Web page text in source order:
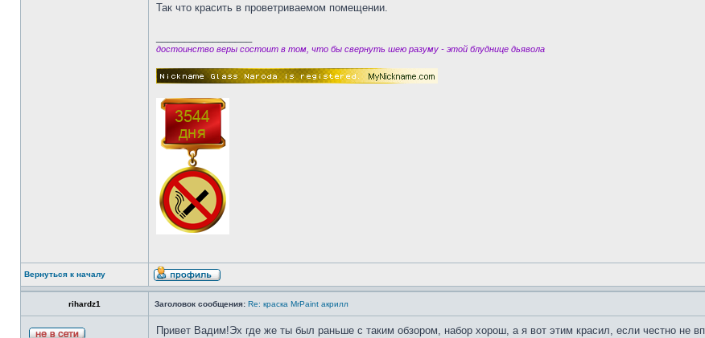
Так что красить в проветриваемом помещении.
достоинство веры состоит в том, что бы свернуть шею разуму - этой блуднице дьявола
Вернуться к началу
rihardz1 Заголовок сообщения: Re: краска MrPaint акрилл
Привет Вадим!Эх где же ты был раньше с таким обзором, набор хорош, а я вот этим красил, если честно не